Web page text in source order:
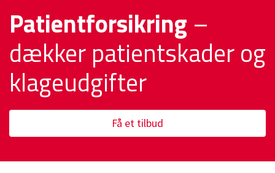
Patientforsikring –
dækker patientskader og
klageudgifter
Få et tilbud